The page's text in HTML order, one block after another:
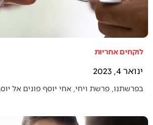
לוקחים אחריות
ינואר 4, 2023
בפרשתנו, פרשת ויחי, אחי יוסף פונים אל